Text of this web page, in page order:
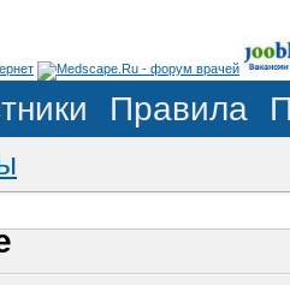
Правила